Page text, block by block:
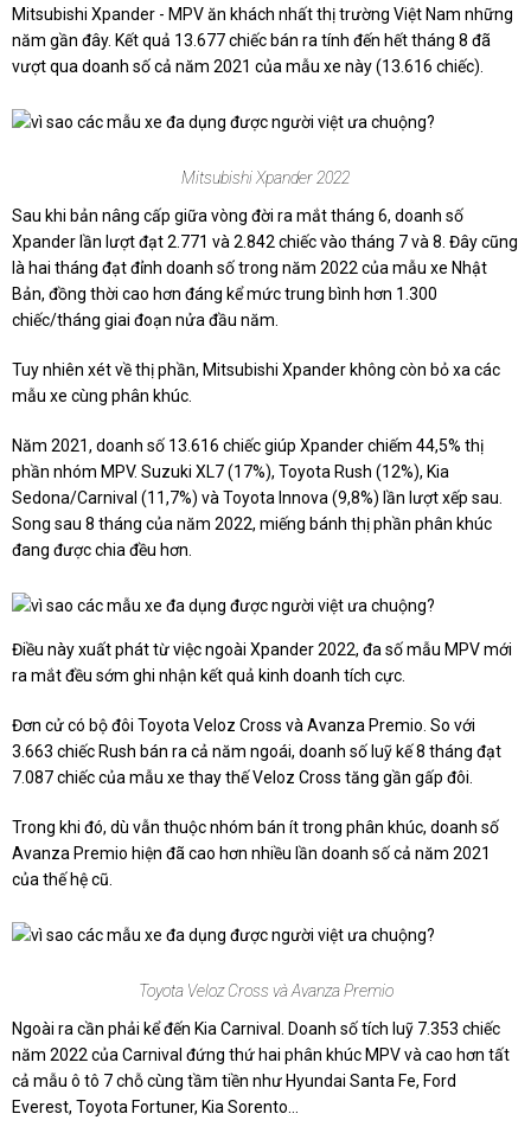
Mitsubishi Xpander - MPV ăn khách nhất thị trường Việt Nam những
năm gần đây. Kết quả 13.677 chiếc bán ra tính đến hết tháng 8 đã
vượt qua doanh số cả năm 2021 của mẫu xe này (13.616 chiếc).
Mitsubishi Xpander 2022
Sau khi bản nâng cấp giữa vòng đời ra mắt tháng 6, doanh số
Xpander lần lượt đạt 2.771 và 2.842 chiếc vào tháng 7 và 8. Đây cũng
là hai tháng đạt đỉnh doanh số trong năm 2022 của mẫu xe Nhật
Bản, đồng thời cao hơn đáng kể mức trung bình hơn 1.300
chiếc/tháng giai đoạn nửa đầu năm.
Tuy nhiên xét về thị phần, Mitsubishi Xpander không còn bỏ xa các
mẫu xe cùng phân khúc.
Năm 2021, doanh số 13.616 chiếc giúp Xpander chiếm 44,5% thị
phần nhóm MPV. Suzuki XL7 (17%), Toyota Rush (12%), Kia
Sedona/Carnival (11,7%) và Toyota Innova (9,8%) lần lượt xếp sau.
Song sau 8 tháng của năm 2022, miếng bánh thị phần phân khúc
đang được chia đều hơn.
Điều này xuất phát từ việc ngoài Xpander 2022, đa số mẫu MPV mới
ra mắt đều sớm ghi nhận kết quả kinh doanh tích cực.
Đơn cử có bộ đôi Toyota Veloz Cross và Avanza Premio. So với
3.663 chiếc Rush bán ra cả năm ngoái, doanh số luỹ kế 8 tháng đạt
7.087 chiếc của mẫu xe thay thế Veloz Cross tăng gần gấp đôi.
Trong khi đó, dù vẫn thuộc nhóm bán ít trong phân khúc, doanh số
Avanza Premio hiện đã cao hơn nhiều lần doanh số cả năm 2021
của thế hệ cũ.
Toyota Veloz Cross và Avanza Premio
Ngoài ra cần phải kể đến Kia Carnival. Doanh số tích luỹ 7.353 chiếc
năm 2022 của Carnival đứng thứ hai phân khúc MPV và cao hơn tất
cả mẫu ô tô 7 chỗ cùng tầm tiền như Hyundai Santa Fe, Ford
Everest, Toyota Fortuner, Kia Sorento…